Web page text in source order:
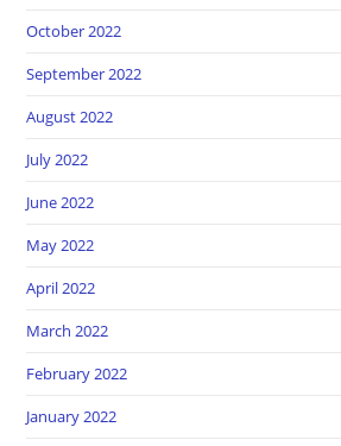
October 2022
September 2022
August 2022
July 2022
June 2022
May 2022
April 2022
March 2022
February 2022
January 2022